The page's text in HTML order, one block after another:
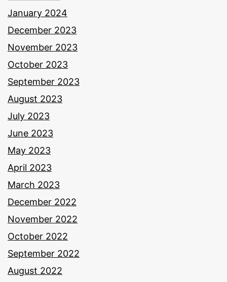
January 2024
December 2023
November 2023
October 2023
September 2023
August 2023
July 2023
June 2023
May 2023
April 2023
March 2023
December 2022
November 2022
October 2022
September 2022
August 2022